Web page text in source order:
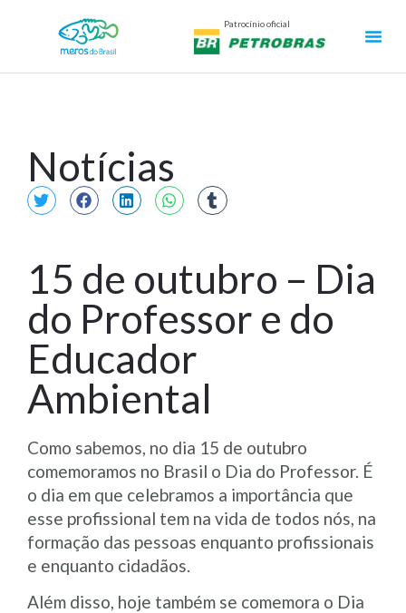
Patrocínio oficial
Notícias
15 de outubro – Dia
do Professor e do
Educador
Ambiental
Como sabemos, no dia 15 de outubro
comemoramos no Brasil o Dia do Professor. É
o dia em que celebramos a importância que
esse profissional tem na vida de todos nós, na
formação das pessoas enquanto profissionais
e enquanto cidadãos.
Além disso, hoje também se comemora o Dia